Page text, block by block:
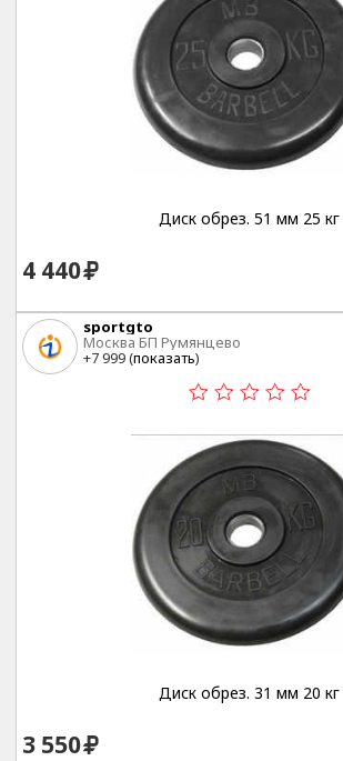
Диск обрез. 51 мм 25 кг
4 440
sportgto
Москва БП Румянцево
+7 999 (показать)
Диск обрез. 31 мм 20 кг
3 550